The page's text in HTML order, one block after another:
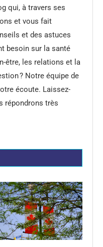
qui, à travers ses
et vous fait
et des astuces
besoin sur la santé
être, les relations et la
? Notre équipe de
écoute. Laissez-
répondrons très